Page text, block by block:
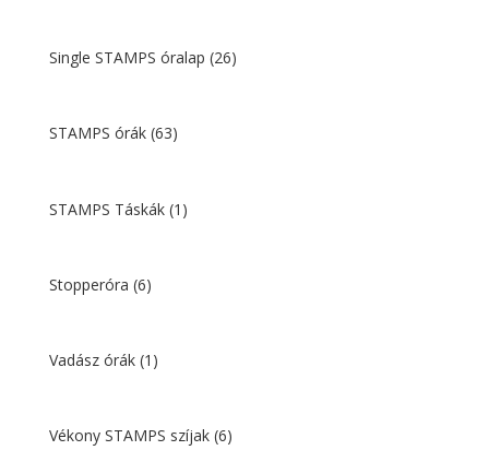
Single STAMPS óralap (26)
STAMPS órák (63)
STAMPS Táskák (1)
Stopperóra (6)
Vadász órák (1)
Vékony STAMPS szíjak (6)